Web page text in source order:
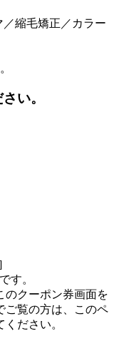
縮毛矯正／カラー
い。
す。
のクーポン券画面を
ご覧の方は、このペ
ださい。